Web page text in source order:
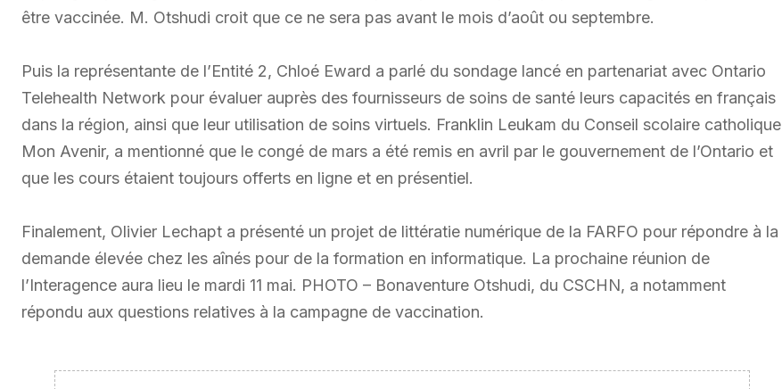
être vaccinée. M. Otshudi croit que ce ne sera pas avant le mois d’août ou septembre.
Puis la représentante de l’Entité 2, Chloé Eward a parlé du sondage lancé en partenariat avec Ontario
Telehealth Network pour évaluer auprès des fournisseurs de soins de santé leurs capacités en français
dans la région, ainsi que leur utilisation de soins virtuels. Franklin Leukam du Conseil scolaire catholique
Mon Avenir, a mentionné que le congé de mars a été remis en avril par le gouvernement de l’Ontario et
que les cours étaient toujours offerts en ligne et en présentiel.
Finalement, Olivier Lechapt a présenté un projet de littératie numérique de la FARFO pour répondre à la
demande élevée chez les aînés pour de la formation en informatique. La prochaine réunion de
l’Interagence aura lieu le mardi 11 mai. PHOTO – Bonaventure Otshudi, du CSCHN, a notamment
répondu aux questions relatives à la campagne de vaccination.